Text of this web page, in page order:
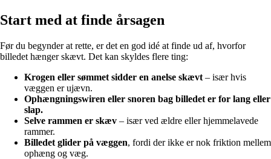
Start med at finde årsagen
Før du begynder at rette, er det en god idé at finde ud af, hvorfor
billedet hænger skævt. Det kan skyldes flere ting:
Krogen eller sømmet sidder en anelse skævt – især hvis
væggen er ujævn.
Ophængningswiren eller snoren bag billedet er for lang eller
slap.
Selve rammen er skæv – især ved ældre eller hjemmelavede
rammer.
Billedet glider på væggen, fordi der ikke er nok friktion mellem
ophæng og væg.